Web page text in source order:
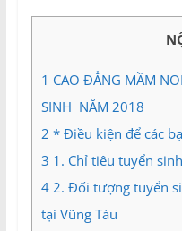
Miền
1 CAO ĐẲNG MẦM
SINH NĂM 2018
2 * Điều kiện để các
3 1. Chỉ tiêu tuyển
42. Đối tượng tuyển
tại Vũng Tàu